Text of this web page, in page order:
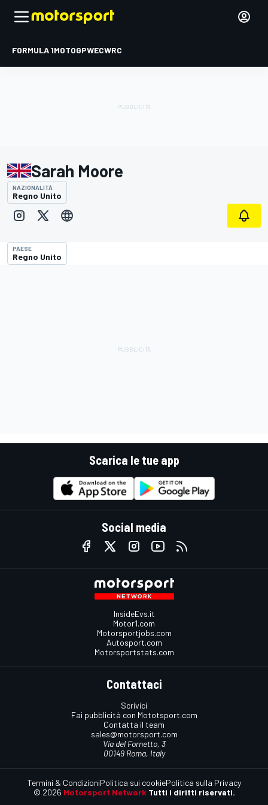
FORMULA 1MOTOGPWECWRC
Sarah Moore
NAZIONALITÀ
Regno Unito
PAESE
Regno Unito
Scarica le tue app
Social media
InsideEvs.it
Motor1.com
Motorsportjobs.com
Autosport.com
Motorsportstats.com
Contattaci
Scrivici
Fai pubblicità con Mototsport.com
Contatta il team
sales@motorsport.com
Via del Fornetto, 3
00149 Roma, Italy
© 2026 Motorsport Network Tutti i diritti riservati.
Termini & CondizioniPolitica sui cookiePolitica sulla Privacy